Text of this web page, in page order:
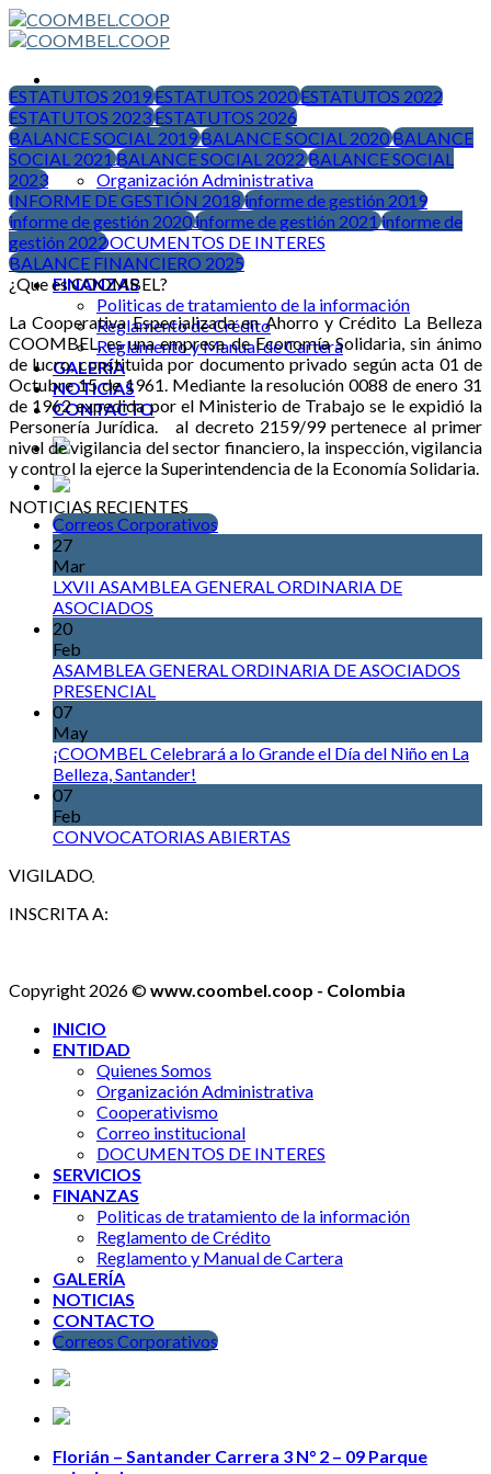
Skip
to
INICIO
ENTIDAD
Quienes Somos
Organización Administrativa
Cooperativismo
Correo institucional
DOCUMENTOS DE INTERES
SERVICIOS
FINANZAS
Politicas de tratamiento de la información
Reglamento de Crédito
Reglamento y Manual de Cartera
GALERÍA
NOTICIAS
CONTACTO
Correos Corporativos
ESTATUTOS 2019ESTATUTOS 2020ESTATUTOS 2022
ESTATUTOS 2023ESTATUTOS 2026
BALANCE SOCIAL 2019BALANCE SOCIAL 2020BALANCE
SOCIAL 2021BALANCE SOCIAL 2022BALANCE SOCIAL
2023
INFORME DE GESTIÓN 2018 informe de gestión 2019
informe de gestión 2020informe de gestión 2021informe de
gestión 2022
BALANCE FINANCIERO 2025
¿Que es COOMBEL?
La Cooperativa Especializada en Ahorro y Crédito La Belleza
COOMBEL, es una empresa de Economía Solidaria, sin ánimo
de lucro, constituida por documento privado según acta 01 de
Octubre 15 de 1961. Mediante la resolución 0088 de enero 31
de 1962 expedida por el Ministerio de Trabajo se le expidió la
Personería Jurídica. al decreto 2159/99 pertenece al primer
nivel de vigilancia del sector financiero, la inspección, vigilancia
y control la ejerce la Superintendencia de la Economía Solidaria.
NOTICIAS RECIENTES
27
Mar
LXVII ASAMBLEA GENERAL ORDINARIA DE
ASOCIADOS
20
Feb
ASAMBLEA GENERAL ORDINARIA DE ASOCIADOS
PRESENCIAL
07
May
¡COOMBEL Celebrará a lo Grande el Día del Niño en La
Belleza, Santander!
07
Feb
CONVOCATORIAS ABIERTAS
VIGILADO
INSCRITA A:
Copyright 2026 ©www.coombel.coop - Colombia
INICIO
ENTIDAD
Quienes Somos
Organización Administrativa
Cooperativismo
Correo institucional
DOCUMENTOS DE INTERES
SERVICIOS
FINANZAS
Politicas de tratamiento de la información
Reglamento de Crédito
Reglamento y Manual de Cartera
GALERÍA
NOTICIAS
CONTACTO
Correos Corporativos
Florián – Santander Carrera 3 N° 2 – 09 Parque